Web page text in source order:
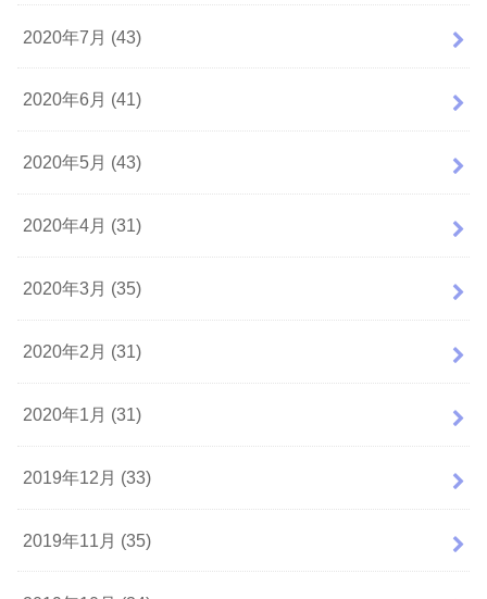
2020年7月 (43)
2020年6月 (41)
2020年5月 (43)
2020年4月 (31)
2020年3月 (35)
2020年2月 (31)
2020年1月 (31)
2019年12月 (33)
2019年11月 (35)